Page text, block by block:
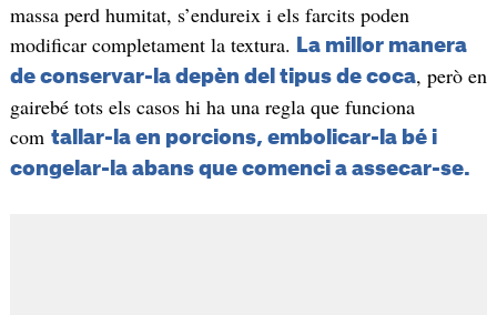
massa perd humitat, s’endureix i els farcits poden
modificar completament la textura.
La millor manera
de conservar-la depèn del tipus de coca, però en
gairebé tots els casos hi ha una regla que funciona
com tallar-la en porcions, embolicar-la bé i
congelar-la abans que comenci a assecar-se.